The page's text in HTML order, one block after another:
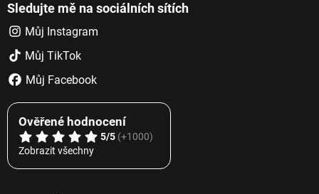
Sledujte mě na sociálních sítích
Můj Instagram
Můj TikTok
Můj Facebook
Ověřené hodnocení
5/5 (+1000)
Zobrazit všechny